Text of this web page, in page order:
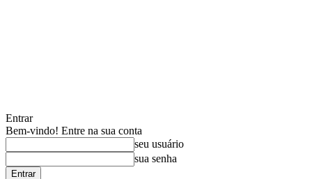
Entrar
Bem-vindo! Entre na sua conta
seu usuário
sua senha